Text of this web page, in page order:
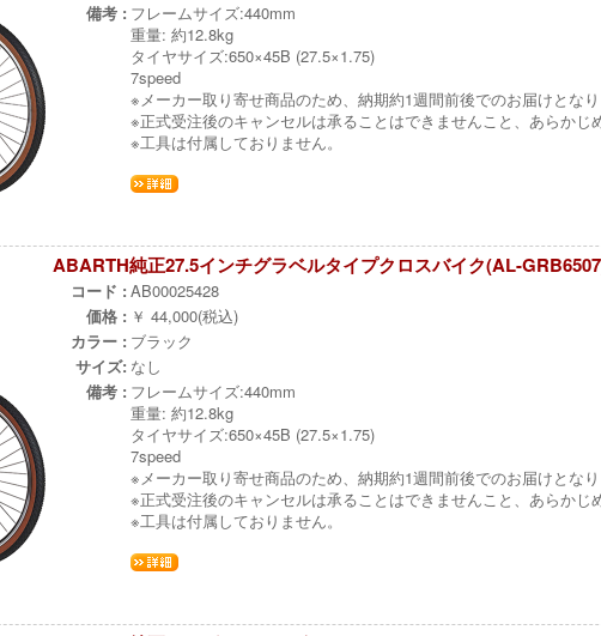
備考 : フレームサイズ:440mm
重量: 約12.8kg
タイヤサイズ:650×45B (27.5×1.75)
7speed
※メーカー取り寄せ商品のため、納期約1週間前後でのお届けとなり
※正式受注後のキャンセルは承ることはできませんこと、あらかじ
※工具は付属しておりません。
ABARTH純正27.5インチグラベルタイプクロスバイク(AL-
コード : AB00025428
価格 : ￥ 44,000(税込)
カラー : ブラック
サイズ: なし
備考 : フレームサイズ:440mm
重量: 約12.8kg
タイヤサイズ:650×45B (27.5×1.75)
7speed
※メーカー取り寄せ商品のため、納期約1週間前後でのお届けとなり
※正式受注後のキャンセルは承ることはできませんこと、あらかじ
※工具は付属しておりません。